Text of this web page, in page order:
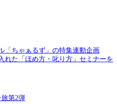
「ちゃぁるず」の特集連動企画
れた「ほめ方・叱り方」セミナーを
第2弾